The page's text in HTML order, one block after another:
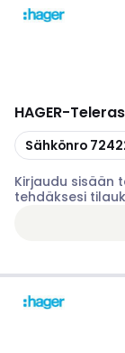
HAGER-
Kopioi
Sähkönro
Kirjaudu sisään
tehdäksesi